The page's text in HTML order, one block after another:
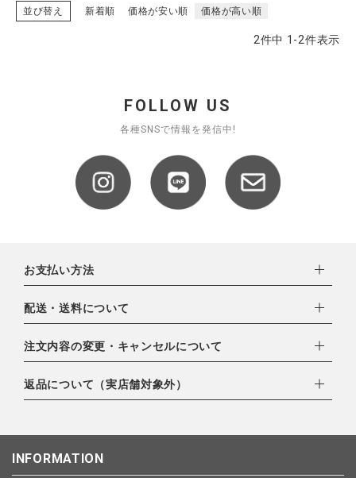
ブランド
ご利用ガイド
お問い合わせ
並び替え 新着順 価格が安い順 価格が高い順
2件中 1 -2件表示
FOLLOW US
各種SNSで情報を発信中!
お支払い方法
下記お支払い方法よりお選びいただけます。
・クレジットカード（VISA,mastercard,JCB,AMERICAN
EXPRESS,Diners Club）
・amazonペイメント
・楽天ペイ
・PayPay
配送・送料について
配達業者：日本郵便
北海道：1,400円
注文内容の変更・キャンセルについて
ご注文日当日から翌日のAM9:00までにご連絡頂いた場合はキャ
ンセルは可能です。
します。
返品について（実店舗対象外）
こちら よりご依頼ください。
INFORMATION